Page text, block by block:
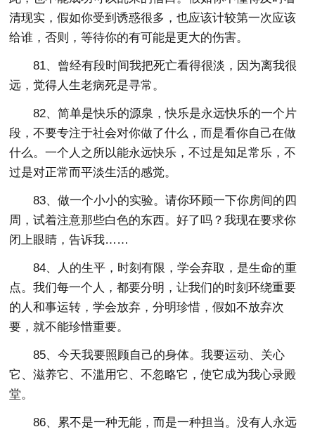
清现实，假如你受到诱惑很多，也应该计较第一次应该
给谁，否则，等待你的有可能是更大的伤害。
81、曾经有段时间我把死亡看得很淡，因为离我很
远，觉得人生老病死是寻常。
82、简单是快乐的源泉，快乐是永远快乐的一个片
段，不要专注于社会对你做了什么，而是看你自己在做
什么。一个人之所以能永远快乐，不过是知足常乐，不
过是对正常而平淡生活的感觉。
83、做一个小小的实验。请你环顾一下你房间的四
周，试着注意那些白色的东西。好了吗？我现在要求你
闭上眼睛，告诉我……
84、人的生平，时刻有限，学会弃取，是生命的重
点。我们每一个人，都要分明，让我们的时刻环绕重要
的人和事运转，学会放弃，分明珍惜，假如不放弃次
要，就不能珍惜重要。
85、今天我要照顾自己的身体。我要运动、关心
它、滋养它、不滥用它、不忽略它，使它成为我心录殿
堂。
86、累不是一种无能，而是一种担当。没有人永远